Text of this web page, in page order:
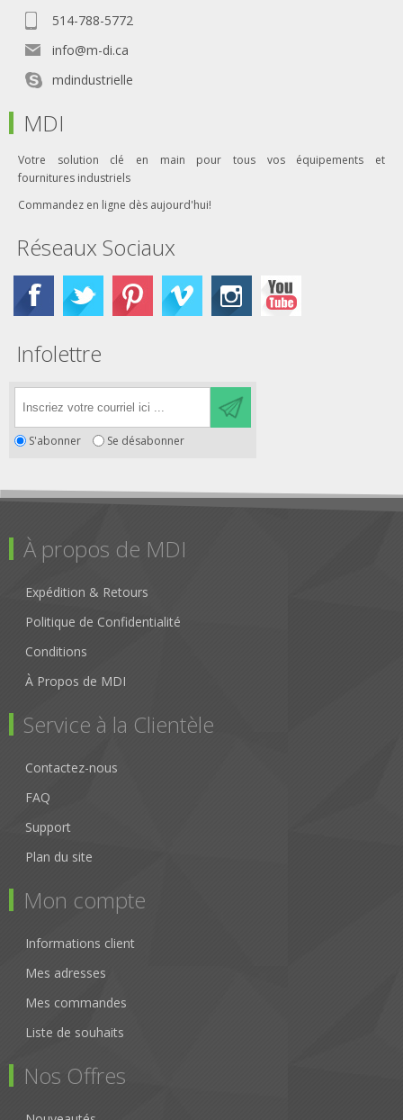
514-788-5772
info@m-di.ca
mdindustrielle
MDI
Votre solution clé en main pour tous vos équipements et
fournitures industriels
Commandez en ligne dès aujourd'hui!
Réseaux Sociaux
Infolettre
S'abonner Se désabonner
À propos de MDI
Expédition & Retours
Politique de Confidentialité
Conditions
À Propos de MDI
Service à la Clientèle
Contactez-nous
FAQ
Support
Plan du site
Mon compte
Informations client
Mes adresses
Mes commandes
Liste de souhaits
Nos Offres